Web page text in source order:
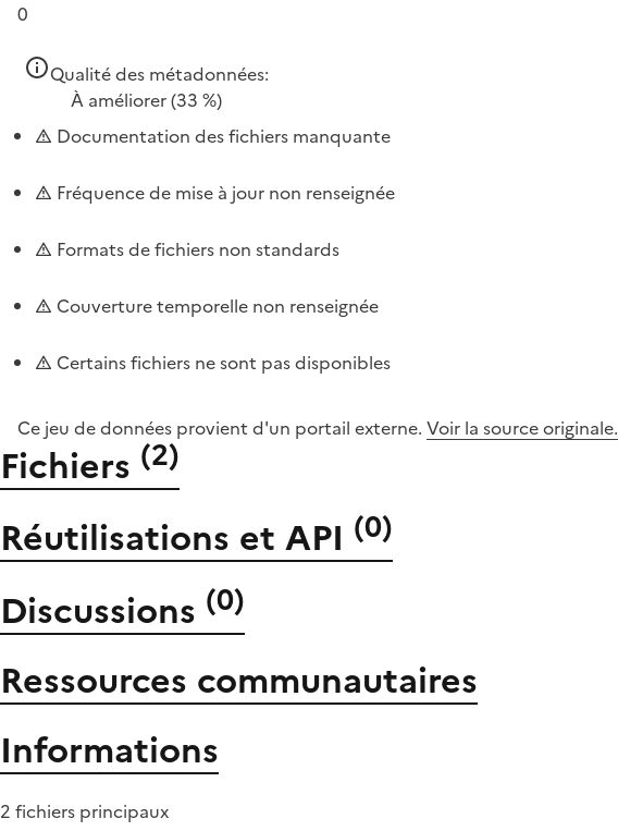
0
Qualité des métadonnées:
À améliorer(33 %)
Documentation des fichiers manquante
Fréquence de mise à jour non renseignée
Formats de fichiers non standards
Couverture temporelle non renseignée
Certains fichiers ne sont pas disponibles
Ce jeu de données provient d'un portail externe. Voir la source originale.
Fichiers (2)
Réutilisations et API (0)
Discussions (0)
Ressources communautaires
Informations
2 fichiers principaux